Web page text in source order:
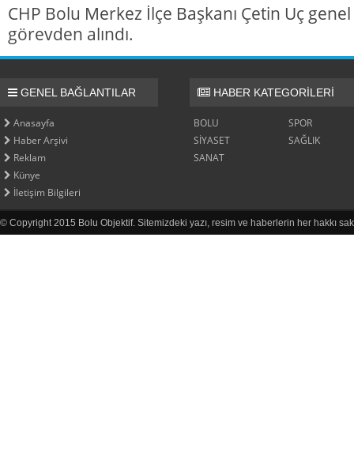
CHP Bolu Merkez İlçe Başkanı Çetin Uç
görevden alındı.
GENEL BAĞLANTILAR
Anasayfa
Haber Arşivi
Reklam
Künye
İletişim Bilgileri
HABER KATEGORİLERİ
BOLU
SPOR
SİYASET
SAĞLIK
SANAT
© Copyright 2015 Bolu Objektif. Sitemizdeki yazı, resim ve haberlerin her hakkı